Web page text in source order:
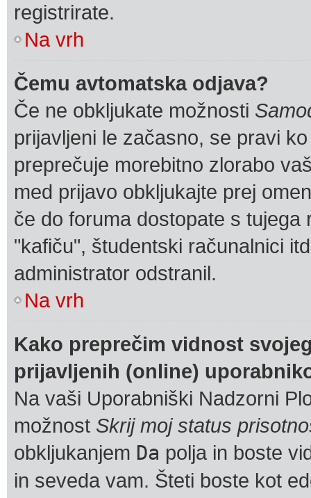
registrirate.
Na vrh
Čemu avtomatska odjava?
Če ne obkljukate možnosti
prijavljeni le začasno, se pravi
preprečuje morebitno zlorabo
med prijavo obkljukajte prej
če do foruma dostopate s
"kafiču", študentski računalnici
administrator odstranil.
Na vrh
Kako preprečim vidnost
prijavljenih (online)
Na vaši Uporabniški Nadzorni
možnost Skrij moj status
obkljukanjem Da polja in boste
in seveda vam. Šteti boste kot